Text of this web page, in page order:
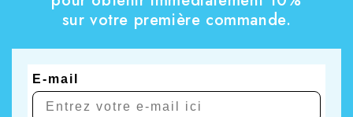
sur votre première commande.
E-mail